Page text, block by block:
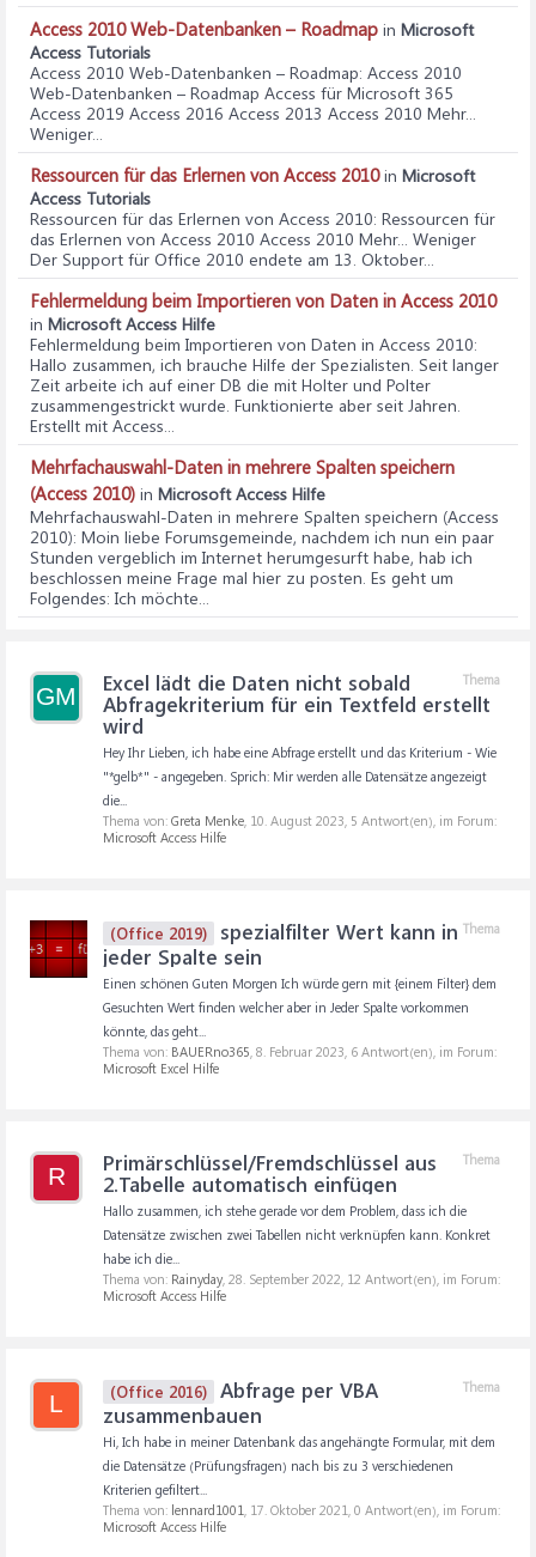
Access 2010 Web-Datenbanken – Roadmap in Microsoft
Access Tutorials
Access 2010 Web-Datenbanken – Roadmap: Access 2010
Web-Datenbanken – Roadmap Access für Microsoft 365
Access 2019 Access 2016 Access 2013 Access 2010 Mehr...
Weniger...
Ressourcen für das Erlernen von Access 2010in Microsoft
Access Tutorials
Ressourcen für das Erlernen von Access 2010: Ressourcen für
das Erlernen von Access 2010 Access 2010 Mehr... Weniger
Der Support für Office 2010 endete am 13. Oktober...
Fehlermeldung beim Importieren von Daten in Access 2010
in Microsoft Access Hilfe
Fehlermeldung beim Importieren von Daten in Access 2010:
Hallo zusammen, ich brauche Hilfe der Spezialisten. Seit langer
Zeit arbeite ich auf einer DB die mit Holter und Polter
zusammengestrickt wurde. Funktionierte aber seit Jahren.
Erstellt mit Access...
Mehrfachauswahl-Daten in mehrere Spalten speichern
(Access 2010) in Microsoft Access Hilfe
Mehrfachauswahl-Daten in mehrere Spalten speichern (Access
2010): Moin liebe Forumsgemeinde, nachdem ich nun ein paar
Stunden vergeblich im Internet herumgesurft habe, hab ich
beschlossen meine Frage mal hier zu posten. Es geht um
Folgendes: Ich möchte...
GM
Thema
Excel lädt die Daten nicht sobald
Abfragekriterium für ein Textfeld erstellt
wird
Hey Ihr Lieben, ich habe eine Abfrage erstellt und das Kriterium - Wie
"*gelb*" - angegeben. Sprich: Mir werden alle Datensätze angezeigt
die...
Thema von: Greta Menke, 10. August 2023, 5 Antwort(en), im Forum:
Microsoft Access Hilfe
Thema
(Office 2019)
spezialfilter Wert kann in
jeder Spalte sein
Einen schönen Guten Morgen Ich würde gern mit {einem Filter} dem
Gesuchten Wert finden welcher aber in Jeder Spalte vorkommen
könnte, das geht...
Thema von: BAUERno365, 8. Februar 2023, 6 Antwort(en), im Forum:
Microsoft Excel Hilfe
R
Thema
Primärschlüssel/Fremdschlüssel aus
2.Tabelle automatisch einfügen
Hallo zusammen, ich stehe gerade vor dem Problem, dass ich die
Datensätze zwischen zwei Tabellen nicht verknüpfen kann. Konkret
habe ich die...
Thema von: Rainyday, 28. September 2022, 12 Antwort(en), im Forum:
Microsoft Access Hilfe
L
Thema
(Office 2016)
Abfrage per VBA
zusammenbauen
Hi, Ich habe in meiner Datenbank das angehängte Formular, mit dem
die Datensätze (Prüfungsfragen) nach bis zu 3 verschiedenen
Kriterien gefiltert...
Thema von: lennard1001, 17. Oktober 2021, 0 Antwort(en), im Forum:
Microsoft Access Hilfe